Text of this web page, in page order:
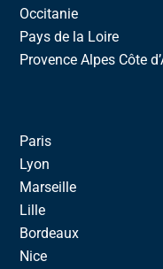
Occitanie
Pays de la Loire
Provence Alpes Côte
Paris
Lyon
Marseille
Lille
Bordeaux
Nice